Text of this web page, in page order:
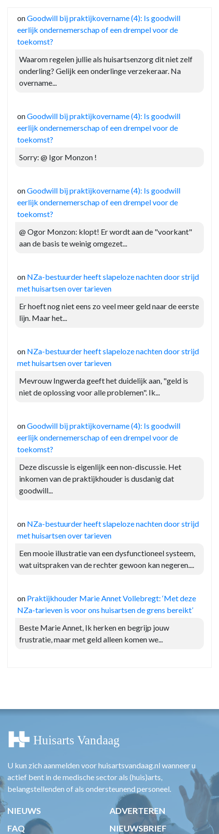
onGoodwill bij praktijkovername (4): Is goodwill
eerlijk ondernemerschap of een drempel voor de
toekomst?
Waarom regelen jullie als huisartsenzorg dit niet zelf
onderling? Gelijk een onderlinge verzekeraar. Na
overname...
onGoodwill bij praktijkovername (4): Is goodwill
eerlijk ondernemerschap of een drempel voor de
toekomst?
Sorry: @ Igor Monzon !
onGoodwill bij praktijkovername (4): Is goodwill
eerlijk ondernemerschap of een drempel voor de
toekomst?
@ Ogor Monzon: klopt! Er wordt aan de "voorkant"
aan de basis te weinig omgezet...
on NZa-bestuurder heeft slapeloze nachten door strijd
met huisartsen over tarieven
Er hoeft nog niet eens zo veel meer geld naar de eerste
lijn. Maar het...
on NZa-bestuurder heeft slapeloze nachten door strijd
met huisartsen over tarieven
Mevrouw Ingwerda geeft het duidelijk aan, "geld is
niet de oplossing voor alle problemen". Ik...
onGoodwill bij praktijkovername (4): Is goodwill
eerlijk ondernemerschap of een drempel voor de
toekomst?
Deze discussie is eigenlijk een non-discussie. Het
inkomen van de praktijkhouder is dusdanig dat
goodwill...
on NZa-bestuurder heeft slapeloze nachten door strijd
met huisartsen over tarieven
Een mooie illustratie van een dysfunctioneel systeem,
wat uitspraken van de rechter gewoon kan negeren....
on Praktijkhouder Marie Annet Vollebregt: ‘Met deze
NZa-tarieven is voor ons huisartsen de grens bereikt’
Beste Marie Annet, Ik herken en begrijp jouw
frustratie, maar met geld alleen komen we...
U kun zich aanmelden voor huisartsvandaag.nl wanneer u
actief bent in de medische sector als (huis)arts,
belangstellenden of als ondersteunend personeel.
NIEUWS
ADVERTEREN
FAQ
NIEUWSBRIEF